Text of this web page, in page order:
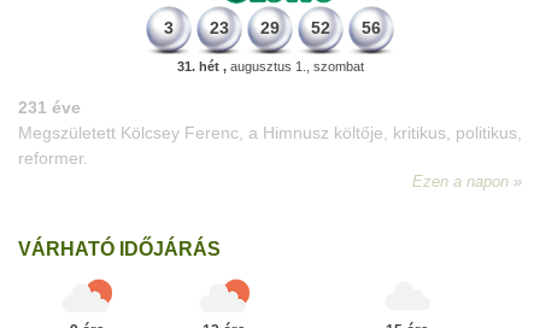
3 23 29 52 56
31. hét ,augusztus 1., szombat
VÁRHATÓ IDŐJÁRÁS